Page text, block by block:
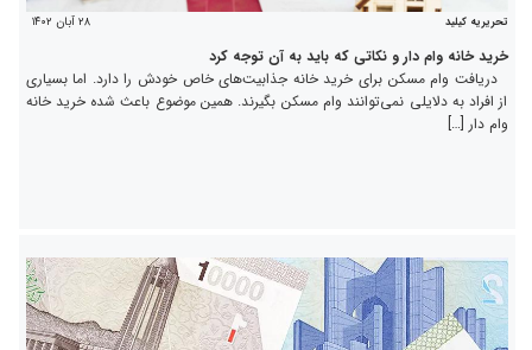
تحریریه کیلید ۲۸ آبان ۱۴۰۲
خرید خانه وام دار و نکاتی که باید به آن توجه کرد
دریافت وام مسکن برای خرید خانه جذابیت‌های خاص خودش را دارد. اما بسیاری
از افراد به دلایلی نمی‌توانند وام مسکن بگیرند. همین موضوع باعث شده خرید خانه
وام دار […]